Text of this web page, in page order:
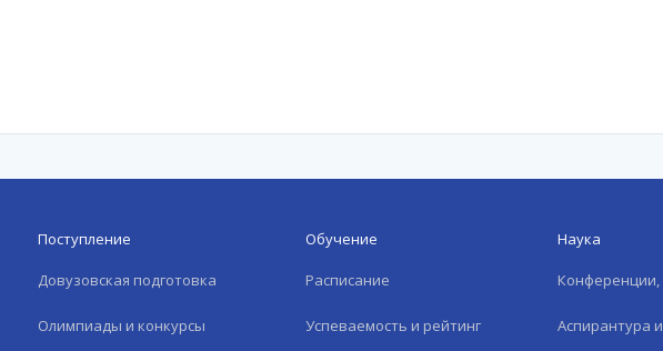
Поступление
Довузовская подготовка
Олимпиады и конкурсы
Обучение
Расписание
Успеваемость и рейтинг
Наука
Конференции,
Аспирантура